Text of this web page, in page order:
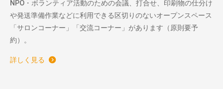
NPO・ボランティア活動のための会議、打合せ、印刷物の仕分け
や発送準備作業などに利用できる区切りのないオープンスペース
「サロンコーナー」「交流コーナー」があります（原則要予
約）。
詳しく見る